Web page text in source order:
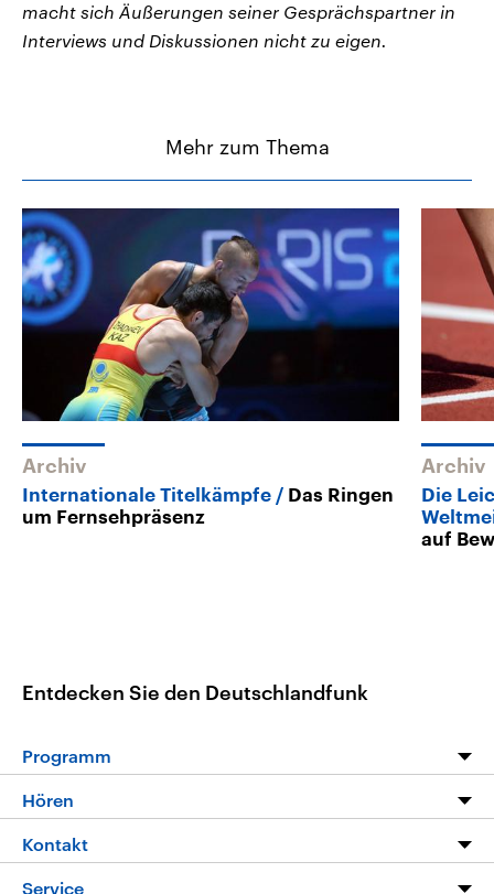
macht sich Äußerungen seiner Gesprächspartner in
Interviews und Diskussionen nicht zu eigen.
Mehr zum Thema
Archiv
Internationale Titelkämpfe
Das Ringen
um Fernsehpräsenz
Archiv
Die
auf
Entdecken Sie den Deutschlandfunk
Programm
Programm
Die Nachrichten
Hören
Livestream
Kontakt
Hörerservice
Service